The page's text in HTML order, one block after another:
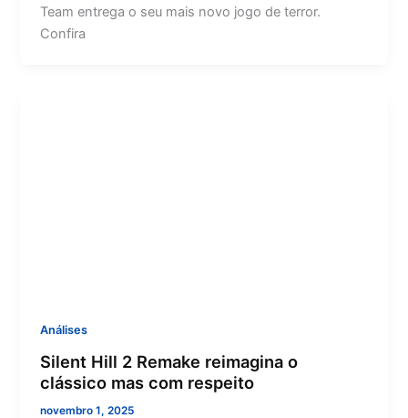
Team entrega o seu mais novo jogo de terror.
Confira
Análises
Silent Hill 2 Remake reimagina o
clássico mas com respeito
novembro 1, 2025